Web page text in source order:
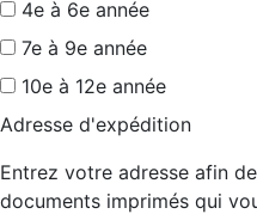
4e à 6e année
7e à 9e année
10e à 12e année
Adresse d'expédition
Entrez votre adresse afin
documents imprimés qui